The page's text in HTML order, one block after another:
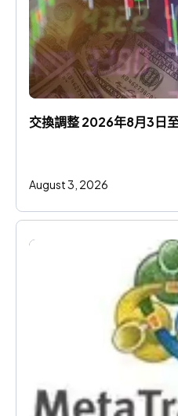
交換調整 2026年8月3日
August 3, 2026